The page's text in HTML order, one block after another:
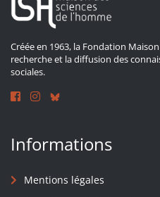
Créée en 1963, la Fondation
recherche et la diffusion des
sociales.
Informations
Mentions légales